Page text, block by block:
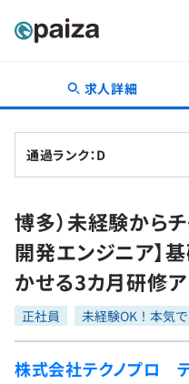
転職・キャリア
転職成功ガイド
転職エージェント
インタビュー
転職成功ガイド
新卒就活
求人検索
本選考
インターン
新卒エージェント
学習
問題集
4択課題
プログラミング言語
ゲーム・マンガ
求人詳細
通過ランク：D
博多）未経験から
開発エンジニア】
かせる3カ月研修ア
正社員 未経験OK！本気
株式会社テクノプロ